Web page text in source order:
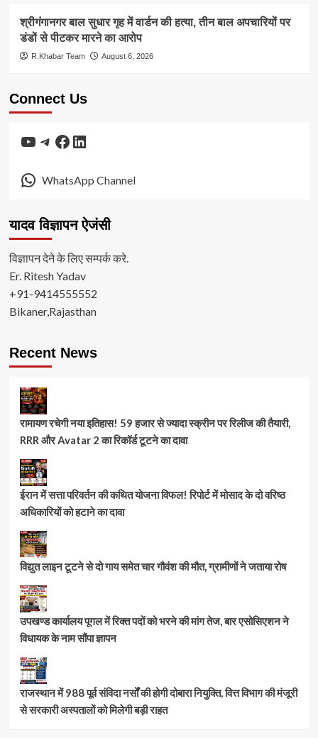
श्रीगंगानगर बाल सुधार गृह में वार्डन की हत्या, तीन बाल अपचारियों पर
डंडों से पीटकर मारने का आरोप
R.Khabar Team August 6, 2026
Connect Us
YouTube
Telegram
Facebook
LinkedIn
WhatsApp Channel
यादव विज्ञापन ऐजंसी
विज्ञापन देने के लिए सम्पर्क करे.
Er. Ritesh Yadav
+91-9414555552
Bikaner,Rajasthan
Recent News
रामायण रचेगी नया इतिहास! 59 हजार से ज्यादा स्क्रीन पर रिलीज की तैयारी,
RRR और Avatar 2 का रिकॉर्ड टूटने का दावा
ईरान में सत्ता परिवर्तन की कथित योजना विफल! रिपोर्ट में मोसाद के दो वरिष्ठ
अधिकारियों को हटाने का दावा
विद्युत लाइन टूटने से दो गाय समेत चार गौवंश की मौत, ग्रामीणों ने जताया रोष
उपखण्ड कार्यालय पूगल में रिक्त पदों को भरने की मांग तेज, बार एसोसिएशन ने
विधायक के नाम सौंपा ज्ञापन
राजस्थान में 988 पूर्व संविदा नर्सों की होगी दोबारा नियुक्ति, वित्त विभाग की मंजूरी
से सरकारी अस्पतालों को मिलेगी बड़ी राहत